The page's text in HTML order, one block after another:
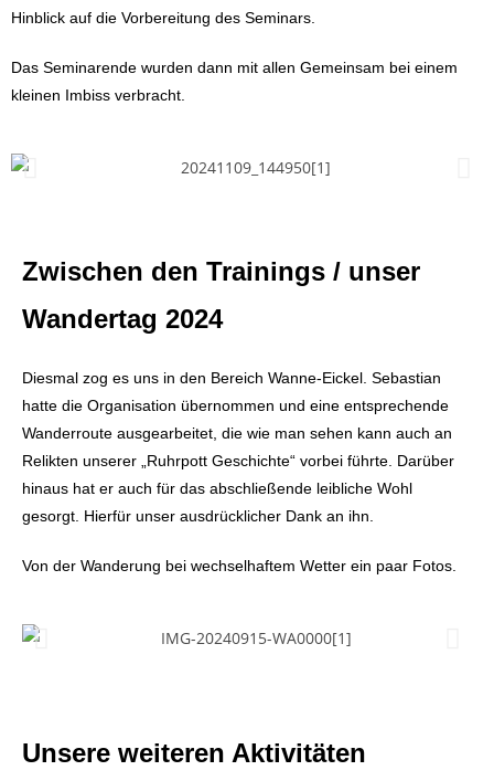
Hinblick auf die Vorbereitung des Seminars.
Das Seminarende wurden dann mit allen Gemeinsam bei einem
kleinen Imbiss verbracht.
Zwischen den Trainings / unser
Wandertag 2024
Diesmal zog es uns in den Bereich Wanne-Eickel. Sebastian
hatte die Organisation übernommen und eine entsprechende
Wanderroute ausgearbeitet, die wie man sehen kann auch an
Relikten unserer „Ruhrpott Geschichte“ vorbei führte. Darüber
hinaus hat er auch für das abschließende leibliche Wohl
gesorgt. Hierfür unser ausdrücklicher Dank an ihn.
Von der Wanderung bei wechselhaftem Wetter ein paar Fotos.
Unsere weiteren Aktivitäten